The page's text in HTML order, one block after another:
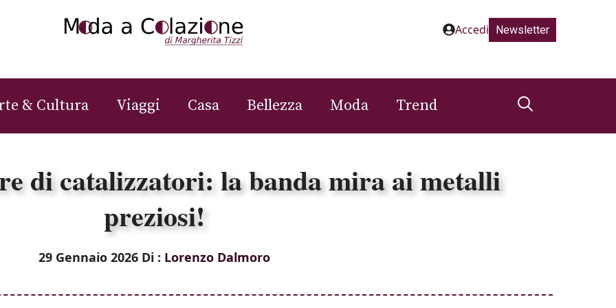
Accedi Newsletter
& Cultura Viaggi Casa Bellezza Moda Trend
di catalizzatori: la banda mira ai metalli
preziosi!
29 Gennaio 2026 Di : Lorenzo Dalmoro